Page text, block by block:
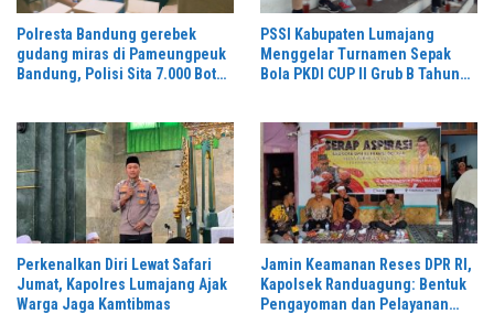
Polresta Bandung gerebek
gudang miras di Pameungpeuk
Bandung, Polisi Sita 7.000 Botol
PSSI Kabupaten Lumajang
Menggelar Turnamen Sepak
Bola PKDI CUP II Grub B Tahun
Perkenalkan Diri Lewat Safari
Jumat, Kapolres Lumajang Ajak
Warga Jaga Kamtibmas
Jamin Keamanan Reses DPR RI,
Kapolsek Randuagung: Bentuk
Pengayoman dan Pelayanan